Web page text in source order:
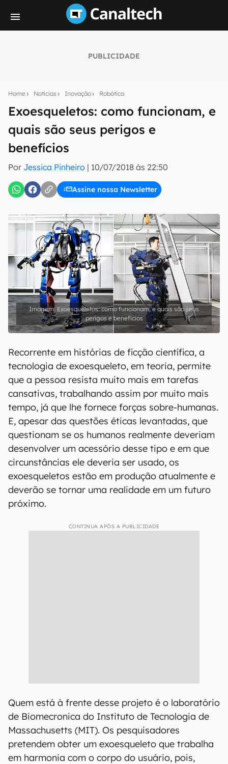
PUBLICIDADE
Home Notícias Inovação Robótica
Exoesqueletos: como funcionam, e
quais são seus perigos e
benefícios
Por Jessica Pinheiro | 10/07/2018 às 22:50
Assine nossa Newsletter
notícias e reviews sobre tecnologia em primeira
E-mail
inscreva-se
Uso e Política de Privacidade do Canaltech.
Exoesqueletos: como funcionam, e quais são seus
perigos e benefícios
Recorrente em histórias de ficção científica, a
tecnologia de exoesqueleto, em teoria, permite
que a pessoa resista muito mais em tarefas
cansativas, trabalhando assim por muito mais
tempo, já que lhe fornece forças sobre-humanas.
E, apesar das questões éticas levantadas, que
questionam se os humanos realmente deveriam
desenvolver um acessório desse tipo e em que
circunstâncias ele deveria ser usado, os
exoesqueletos estão em produção atualmente e
deverão se tornar uma realidade em um futuro
próximo.
CONTINUA APÓS A PUBLICIDADE
Quem está à frente desse projeto é o laboratório
de Biomecronica do Instituto de Tecnologia de
Massachusetts (MIT). Os pesquisadores
pretendem obter um exoesqueleto que trabalha
em harmonia com o corpo do usuário, pois,